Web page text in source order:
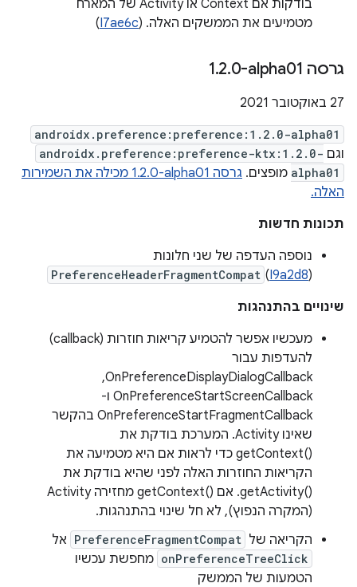
בודקות אם Context או Activity של המארח
מטמיעים את הממשקים האלה. (I7ae6c
)
גרסה ‎1 .2.0-alpha01
‫27 באוקטובר 2021
androidx.preference:preference:1.2.0-alpha01
וגם androidx.preference:preference-ktx:1.2.0-
alpha01 מופצים.
גרסה ‎1.2.0-alpha01 מכילה את השמירות
האלה.
תכונות חדשות
נוספה העדפה של שני חלונות
(
I9a2d8
)
PreferenceHeaderFragmentCompat
שינויים בהתנהגות
מעכשיו אפשר להטמיע קריאות חוזרות (callback)
להעדפות עבור
OnPreferenceDisplayDialogCallback,‏
OnPreferenceStartScreenCallback ו-
OnPreferenceStartFragmentCallback בהקשר
שאינו Activity. המערכת בודקת את
getContext()‎ כדי לראות אם היא מטמיעה את
הקריאות החוזרות האלה לפני שהיא בודקת את
getActivity()‎. אם getContext()‎ מחזירה Activity
(המקרה הנפוץ), לא חל שינוי בהתנהגות.
הקריאה של PreferenceFragmentCompat אל
onPreferenceTreeClick מחפשת עכשיו
הטמעות של הממשק